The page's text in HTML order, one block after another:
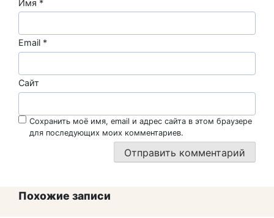
Имя *
Email *
Сайт
Сохранить моё имя, email и адрес сайта в этом браузере
для последующих моих комментариев.
Похожие записи